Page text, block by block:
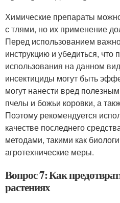
Химические препараты
с тлями, но их применение
Перед использованием
инструкцию и убедиться, что
использования на данном
инсектициды могут быть
могут нанести вред
пчелы и божьи коровки, а
Поэтому рекомендуется
качестве последнего
методами, такими как
агротехнические меры.
Вопрос 7: Как
растениях